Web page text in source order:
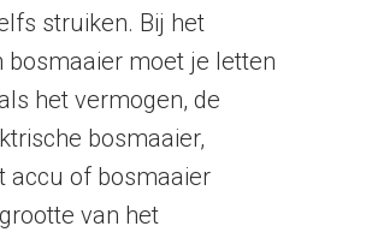
struiken. Bij het
bosmaaier moet je letten
het vermogen, de
bosmaaier,
accu of bosmaaier
van het